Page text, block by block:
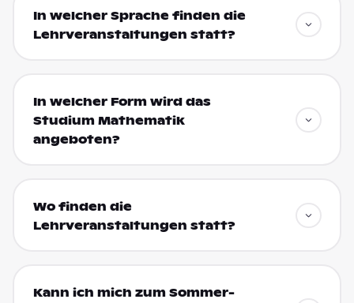
In welcher Sprache finden die
Lehrveranstaltungen statt?
In welcher Form wird das
Studium Mathematik
angeboten?
Wo finden die
Lehrveranstaltungen statt?
Kann ich mich zum Sommer-